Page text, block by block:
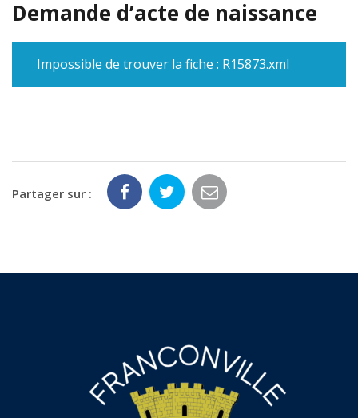
Demande d’acte de naissance
Impossible de trouver la fiche : R15873.xml
Partager sur :